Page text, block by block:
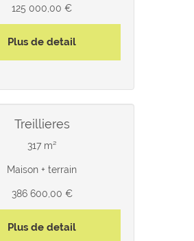
125 000,00 €
Plus de detail
treillieres
317 m²
Maison + terrain
386 600,00 €
Plus de detail